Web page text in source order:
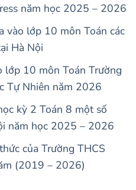
năm học 2025 – 2026
vào lớp 10 môn Toán các
Hà Nội
lớp 10 môn Toán Trường
Tự Nhiên năm 2026
kỳ 2 Toán 8 một số
năm học 2025 – 2026
của Trường THCS
(2019 – 2026)